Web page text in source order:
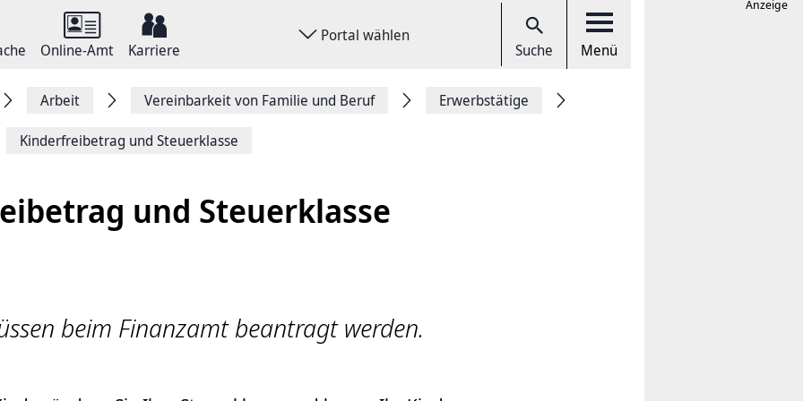
Online-Amt Karriere
Portal wählen
Suche Menü
Arbeit Vereinbarkeit von Familie und Beruf Erwerbstätige
Kinderfreibetrag und Steuerklasse
und Steuerklasse
beim Finanzamt beantragt werden.
Anzeige